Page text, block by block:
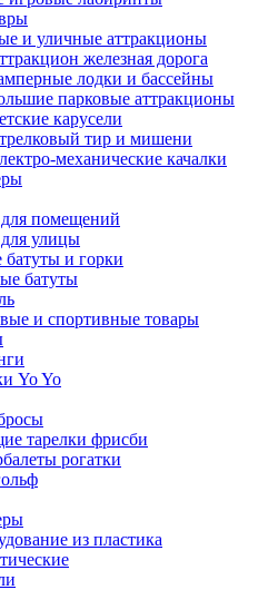
и уличные аттракционы
железная дорога
лодки и бассейны
парковые аттракционы
карусели
тир и мишени
механические качалки
помещений
улицы
и горки
батуты
и спортивные товары
Yo Yo
тарелки фрисби
рогатки
из пластика